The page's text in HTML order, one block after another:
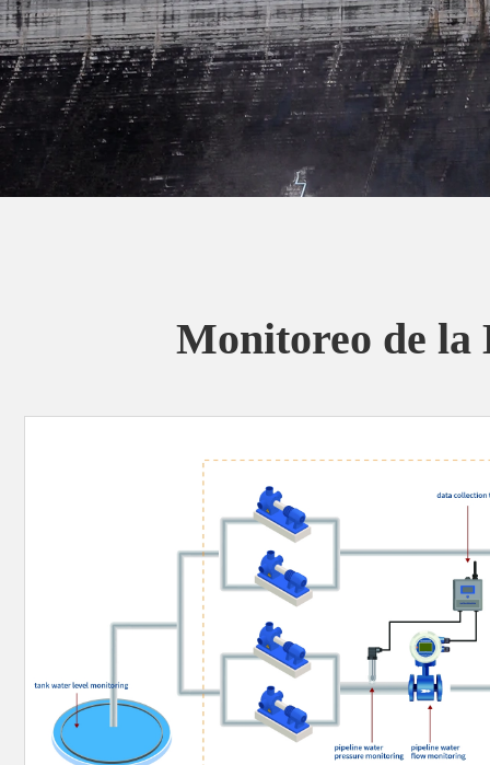
Monitoreo de la